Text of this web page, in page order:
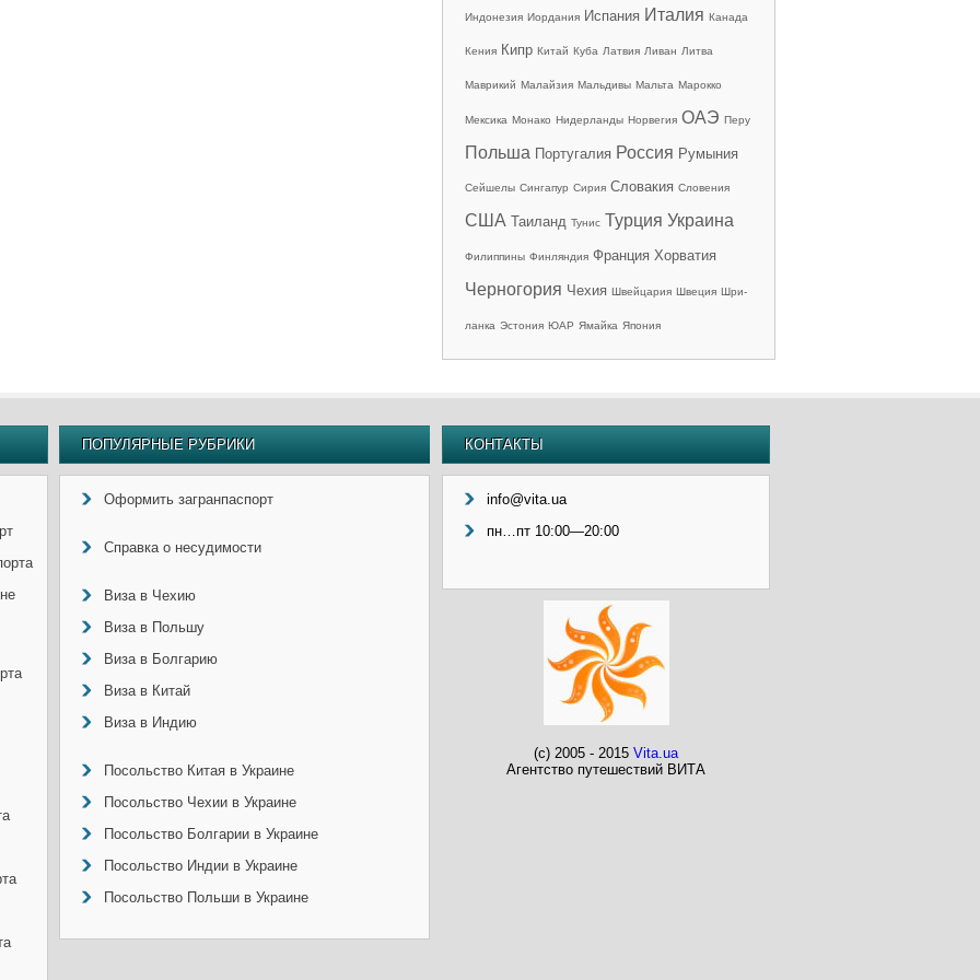
Индонезия Иордания Испания Италия Канада
Кения Кипр Китай Куба Латвия Ливан Литва
Маврикий Малайзия Мальдивы Мальта Марокко
Мексика Монако Нидерланды Норвегия ОАЭ Перу
Польша Португалия Россия Румыния
Сейшелы Сингапур Сирия Словакия Словения
США Таиланд Тунис Турция Украина
Филиппины Финляндия Франция Хорватия
Черногория Чехия Швейцария Швеция Шри-
ланка Эстония ЮАР Ямайка Япония
ПОПУЛЯРНЫЕ РУБРИКИ
Оформить загранпаспорт
Справка о несудимости
Виза в Чехию
Виза в Польшу
Виза в Болгарию
Виза в Китай
Виза в Индию
Посольство Китая в Украине
Посольство Чехии в Украине
Посольство Болгарии в Украине
Посольство Индии в Украине
Посольство Польши в Украине
КОНТАКТЫ
info@vita.ua
пн…пт 10:00—20:00
(c) 2005 - 2015 Vita.ua
Агентство путешествий ВИТА